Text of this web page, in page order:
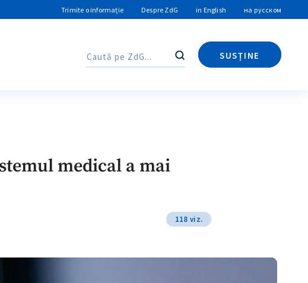
Trimite o informație Despre ZdG in English на русском
Caută
SUSȚINE
Caută
medical a mai
118 viz.